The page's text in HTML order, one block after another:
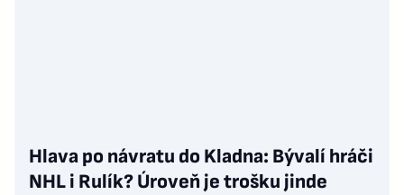
Hlava po návratu do Kladna: Bývalí hráči
NHL i Rulík? Úroveň je trošku jinde